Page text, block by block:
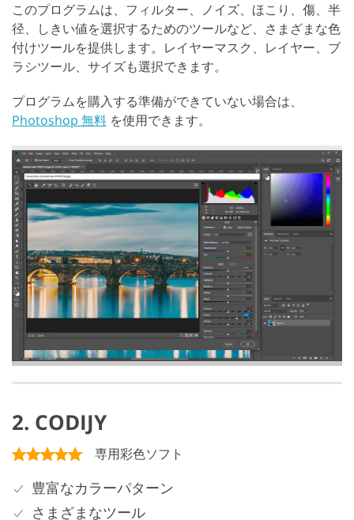
このプログラムは、フィルター、ノイズ、ほこり、傷、半
径、しきい値を選択するためのツールなど、さまざまな色
付けツールを提供します。レイヤーマスク、レイヤー、ブ
ラシツール、サイズも選択できます。
プログラムを購入する準備ができていない場合は、
Photoshop 無料 を使用できます。
2. CODIJY
専用彩色ソフト
豊富なカラーパターン
さまざまなツール